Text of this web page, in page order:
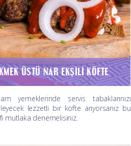
ÜSTÜ NAR EKŞILI KÖFTE
yemeklerinde servis tabaklarınızı
lezzetli bir köfte arıyorsanız bu
mutlaka denemelisiniz.